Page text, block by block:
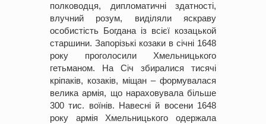
полководця, дипломатичні здатності,
влучний розум, виділяли яскраву
особистість Богдана із всієї козацькой
старшини. Запорізькі козаки в січні 1648
року проголосили Хмельницького
гетьманом. На Січ збиралися тисячі
кріпаків, козаків, міщан – формувалася
велика армія, що нараховувала більше
300 тис. воїнів. Навесні й восени 1648
року армія Хмельницького одержала